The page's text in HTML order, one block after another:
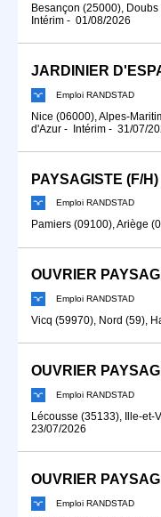
Besançon (25000),
Intérim - 01/08/2026
JARDINIER
Emploi RANDSTAD
Nice (06000), Alpes-
d'Azur - Intérim - 31/07/
PAYSAGISTE (F/H)
Emploi RANDSTAD
Pamiers (09100), Ariège
OUVRIER
Emploi RANDSTAD
Vicq (59970), Nord (59),
OUVRIER
Emploi RANDSTAD
Lécousse (35133), Ille-et-
23/07/2026
OUVRIER
Emploi RANDSTAD